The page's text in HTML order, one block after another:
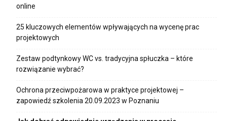
online
25 kluczowych elementów wpływających na wycenę prac
projektowych
Zestaw podtynkowy WC vs. tradycyjna spłuczka – które
rozwiązanie wybrać?
Ochrona przeciwpożarowa w praktyce projektowej –
zapowiedź szkolenia 20.09.2023 w Poznaniu